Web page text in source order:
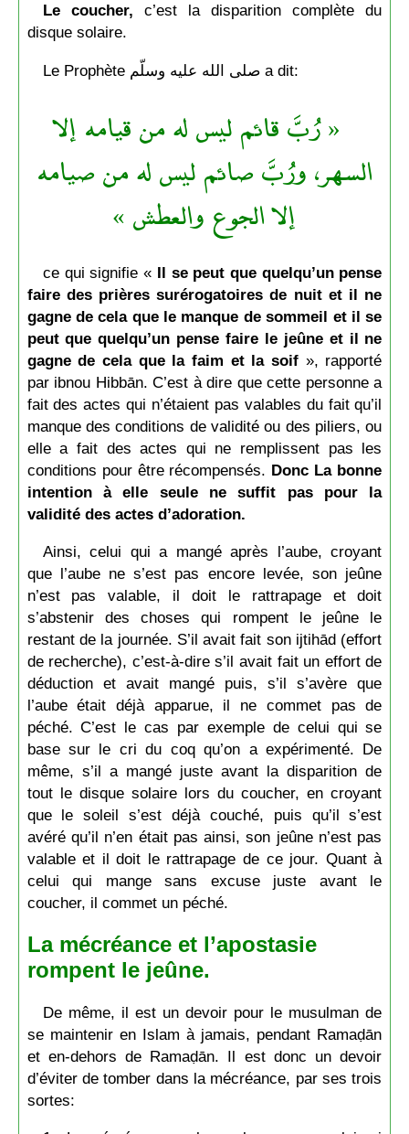
Le coucher, c’est la disparition complète du
disque solaire.
Le Prophète صلى الله عليه وسلّم a dit:
« رُبَّ قائم ليس له من قيامه إلا
السهر، ورُبَّ صائم ليس له من صيامه
إلا الجوع والعطش »
ce qui signifie « Il se peut que quelqu’un pense
faire des prières surérogatoires de nuit et il ne
gagne de cela que le manque de sommeil et il se
peut que quelqu’un pense faire le jeûne et il ne
gagne de cela que la faim et la soif », rapporté
par ibnou Hibbān. C’est à dire que cette personne a
fait des actes qui n’étaient pas valables du fait qu’il
manque des conditions de validité ou des piliers, ou
elle a fait des actes qui ne remplissent pas les
conditions pour être récompensés. Donc La bonne
intention à elle seule ne suffit pas pour la
validité des actes d’adoration.
Ainsi, celui qui a mangé après l’aube, croyant
que l’aube ne s’est pas encore levée, son jeûne
n’est pas valable, il doit le rattrapage et doit
s’abstenir des choses qui rompent le jeûne le
restant de la journée. S’il avait fait son ijtihād (effort
de recherche), c’est-à-dire s’il avait fait un effort de
déduction et avait mangé puis, s’il s’avère que
l’aube était déjà apparue, il ne commet pas de
péché. C’est le cas par exemple de celui qui se
base sur le cri du coq qu’on a expérimenté. De
même, s’il a mangé juste avant la disparition de
tout le disque solaire lors du coucher, en croyant
que le soleil s’est déjà couché, puis qu’il s’est
avéré qu’il n’en était pas ainsi, son jeûne n’est pas
valable et il doit le rattrapage de ce jour. Quant à
celui qui mange sans excuse juste avant le
coucher, il commet un péché.
La mécréance et l’apostasie
rompent le jeûne.
De même, il est un devoir pour le musulman de
se maintenir en Islam à jamais, pendant Ramaḍān
et en-dehors de Ramaḍān. Il est donc un devoir
d’éviter de tomber dans la mécréance, par ses trois
sortes: